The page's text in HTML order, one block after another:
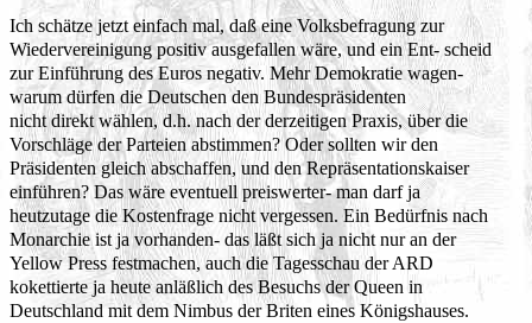
Ich schätze jetzt einfach mal, daß eine Volksbefragung zur
Wiedervereinigung positiv ausgefallen wäre, und ein Ent- scheid
zur Einführung des Euros negativ. Mehr Demokratie wagen-
warum dürfen die Deutschen den Bundespräsidenten
nicht direkt wählen, d.h. nach der derzeitigen Praxis, über die
Vorschläge der Parteien abstimmen? Oder sollten wir den
Präsidenten gleich abschaffen, und den Repräsentationskaiser
einführen? Das wäre eventuell preiswerter- man darf ja
heutzutage die Kostenfrage nicht vergessen. Ein Bedürfnis nach
Monarchie ist ja vorhanden- das läßt sich ja nicht nur an der
Yellow Press festmachen, auch die Tagesschau der ARD
kokettierte ja heute anläßlich des Besuchs der Queen in
Deutschland mit dem Nimbus der Briten eines Königshauses.